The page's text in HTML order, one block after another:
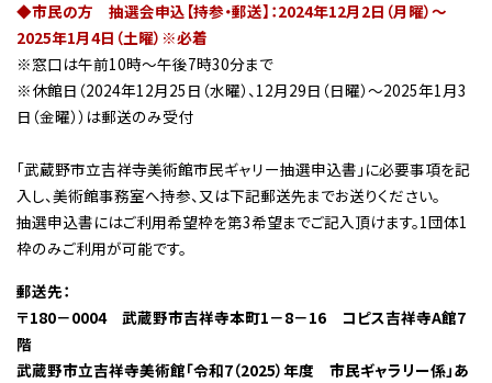
◆市民の方 抽選会申込【持参・郵送】：2024年12月2日（月曜）～
2025年1月4日（土曜）※必着
※窓口は午前10時～午後7時30分まで
※休館日（2024年12月25日（水曜）、12月29日（日曜）～2025年1月3
日（金曜））は郵送のみ受付
「武蔵野市立吉祥寺美術館市民ギャリー抽選申込書」に必要事項を記
入し、美術館事務室へ持参、又は下記郵送先までお送りください。
抽選申込書にはご利用希望枠を第3希望までご記入頂けます。1団体1
枠のみご利用が可能です。
郵送先：
〒180－0004 武蔵野市吉祥寺本町1－8－16 コピス吉祥寺A館7
階
武蔵野市立吉祥寺美術館「令和7（2025）年度 市民ギャラリー係」あ